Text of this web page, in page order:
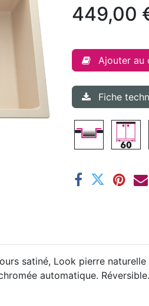
449,00
Ajouter au
Fiche
satiné, Look pierre
automatique.